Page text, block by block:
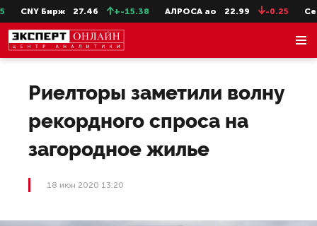
CNY Бирж 27.46 +-15.38 АЛРОСА ао 22.99 -0.25
Риелторы заметили волну
рекордного спроса на
загородное жилье
18 июн 2020 13:20